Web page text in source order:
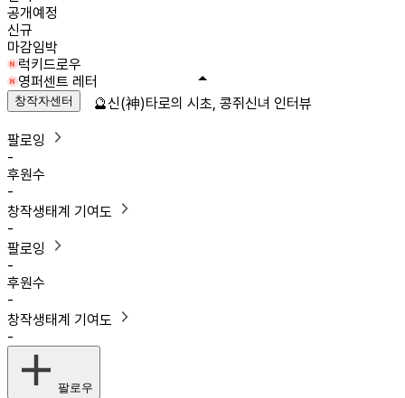
공개예정
신규
마감임박
럭키드로우
영퍼센트 레터
창작자센터
팔로잉
-
후원수
-
창작생태계 기여도
-
팔로잉
-
후원수
-
창작생태계 기여도
-
팔로우
🔮신(神)타로의 시초, 콩쥐신녀 인터뷰